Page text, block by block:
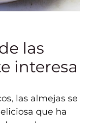
las
interesa
las almejas se
que ha